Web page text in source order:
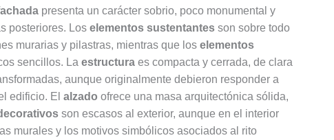
presenta un carácter sobrio, poco monumental y
posteriores. Los elementos sustentantes son sobre todo
murarias y pilastras, mientras que los elementos
sencillos. La estructura es compacta y cerrada, de clara
aunque originalmente debieron responder a
edificio. El alzado ofrece una masa arquitectónica sólida,
son escasos al exterior, aunque en el interior
murales y los motivos simbólicos asociados al rito